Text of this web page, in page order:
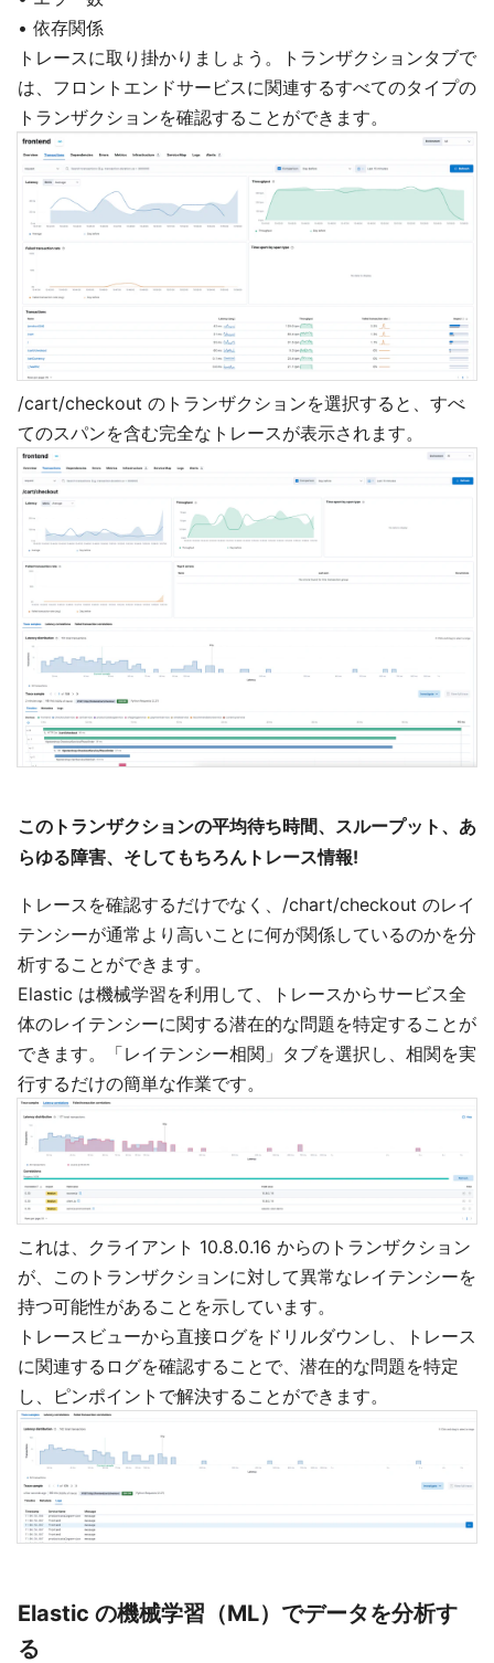
• 依存関係
トレースに取り掛かりましょう。トランザクションタブで
は、フロントエンドサービスに関連するすべてのタイプの
トランザクションを確認することができます。
/cart/checkout のトランザクションを選択すると、すべ
てのスパンを含む完全なトレースが表示されます。
このトランザクションの平均待ち時間、スループット、あ
らゆる障害、そしてもちろんトレース情報!
トレースを確認するだけでなく、/chart/checkout のレイ
テンシーが通常より高いことに何が関係しているのかを分
析することができます。
Elastic は機械学習を利用して、トレースからサービス全
体のレイテンシーに関する潜在的な問題を特定することが
できます。「レイテンシー相関」タブを選択し、相関を実
行するだけの簡単な作業です。
これは、クライアント 10.8.0.16 からのトランザクション
が、このトランザクションに対して異常なレイテンシーを
持つ可能性があることを示しています。
トレースビューから直接ログをドリルダウンし、トレース
に関連するログを確認することで、潜在的な問題を特定
し、ピンポイントで解決することができます。
Elastic の機械学習（ML）でデータを分析す
る